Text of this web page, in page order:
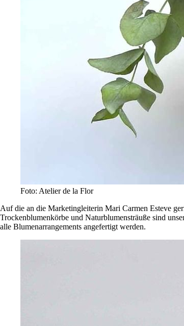
Foto: Atelier de la Flor
Auf die an die Marketingleiterin Mari Carmen Esteve
Trockenblumenkörbe und Naturblumensträuße sind
alle Blumenarrangements angefertigt werden.